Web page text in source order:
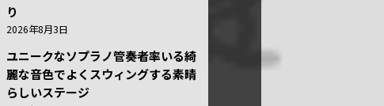
り
2026年8月3日
ユニークなソプラノ管奏者率いる綺
麗な音色でよくスウィングする素晴
らしいステージ